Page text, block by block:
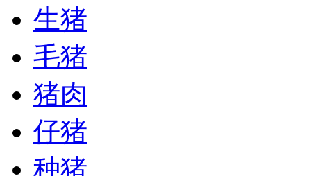
生猪
毛猪
猪肉
仔猪
种猪